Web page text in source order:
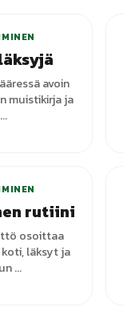
avoin
muistikirja ja
rutiini
osoittaa
läksyt ja
...